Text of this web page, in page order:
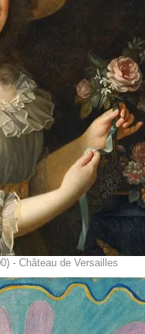
- Château de Versailles